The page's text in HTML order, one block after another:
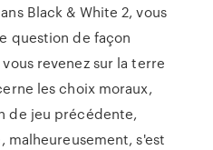
Black & White 2, vous
question de façon
revenez sur la terre
les choix moraux,
de jeu précédente,
malheureusement, s'est